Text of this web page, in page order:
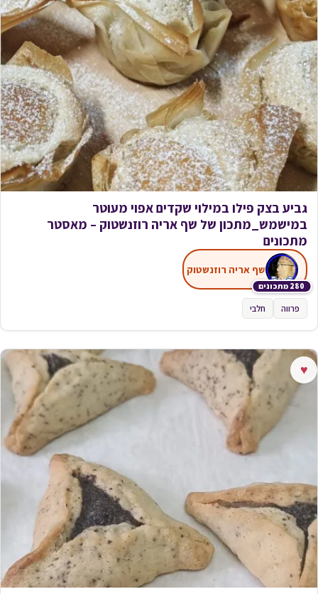
גביע בצק פילו במילוי שקדים אפוי מעוטר
במישמש_מתכון של שף אריה רוזנשטוק – מאסטר
מתכונים
280 מתכונים
שף אריה רוזנשטוק
פרווה חלבי
♥